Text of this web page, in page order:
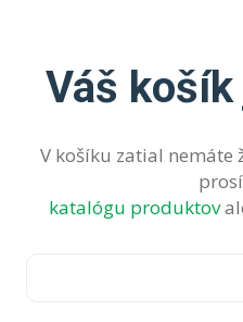
Váš
V košíku zatial
katalógu produktov